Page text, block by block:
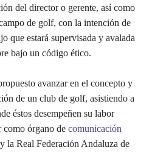
del director o gerente, así como
de golf, con la intención de
que estará supervisada y avalada
bajo un código ético.
avanzar en el concepto y
de un club de golf, asistiendo a
éstos desempeñen su labor
como órgano de comunicación
la Real Federación Andaluza de